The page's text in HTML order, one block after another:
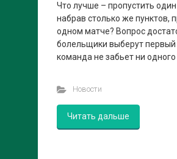
Что лучше – пропустить
набрав столько же пунктов,
одном матче? Вопрос
болельщики выберут
команда не забьет ни
Новости
Читать дальше